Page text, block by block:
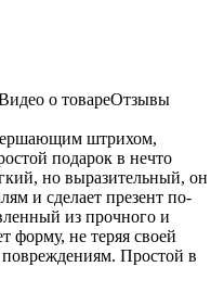
о товареОтзывы
штрихом,
подарок в нечто
но выразительный, он
и сделает презент по-
из прочного и
форму, не теряя своей
повреждениям. Простой в